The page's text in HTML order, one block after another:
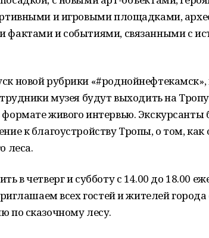
и игровыми площадками,
и событиями, связанными с
новой рубрики «#роднойнефтекамск»,
музея будут выходить на
живого интервью. Экскурсанты
к благоустройству Тропы, о том, как
леса.
в четверг и субботу с 14.00 до 18.00
всех гостей и жителей
по сказочному лесу.